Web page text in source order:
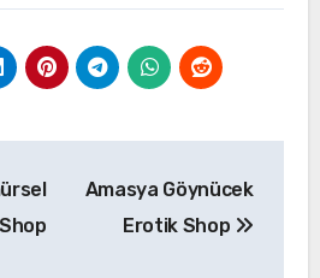
Amasya Göynücek
Erotik Shop